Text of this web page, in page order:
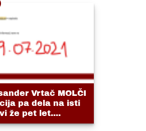
Vrtač MOLČI
pa dela na isti
že pet let....